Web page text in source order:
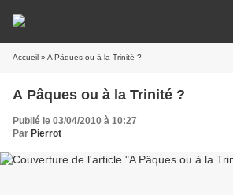
Accueil » A Pâques ou à la Trinité ?
A Pâques ou à la Trinité ?
Publié le 03/04/2010 à 10:27
Par Pierrot